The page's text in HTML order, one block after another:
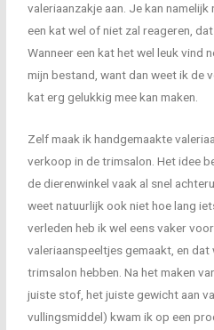
valeriaanzakje aan. Je kan
een kat wel of niet zal reageren,
Wanneer een kat het wel leuk vind
mijn bestand, want dan weet ik de
kat erg gelukkig mee kan maken.
Zelf maak ik handgemaakte
verkoop in de trimsalon. Het idee
de dierenwinkel vaak al snel
weet natuurlijk ook niet hoe lang
verleden heb ik wel eens vaker
valeriaanspeeltjes gemaakt, en
trimsalon hebben. Na het maken
juiste stof, het juiste gewicht aan
vullingsmiddel) kwam ik op een